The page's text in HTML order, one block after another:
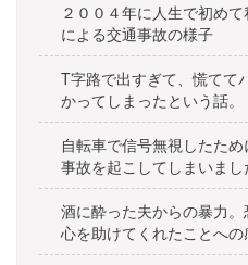
２００４年に人生で初め
による交通事故の様子
T字路で出すぎて、慌てて
かってしまったという話。
自転車で信号無視したた
事故を起こしてしまいまし
酒に酔った夫からの暴力
心を助けてくれたことへの